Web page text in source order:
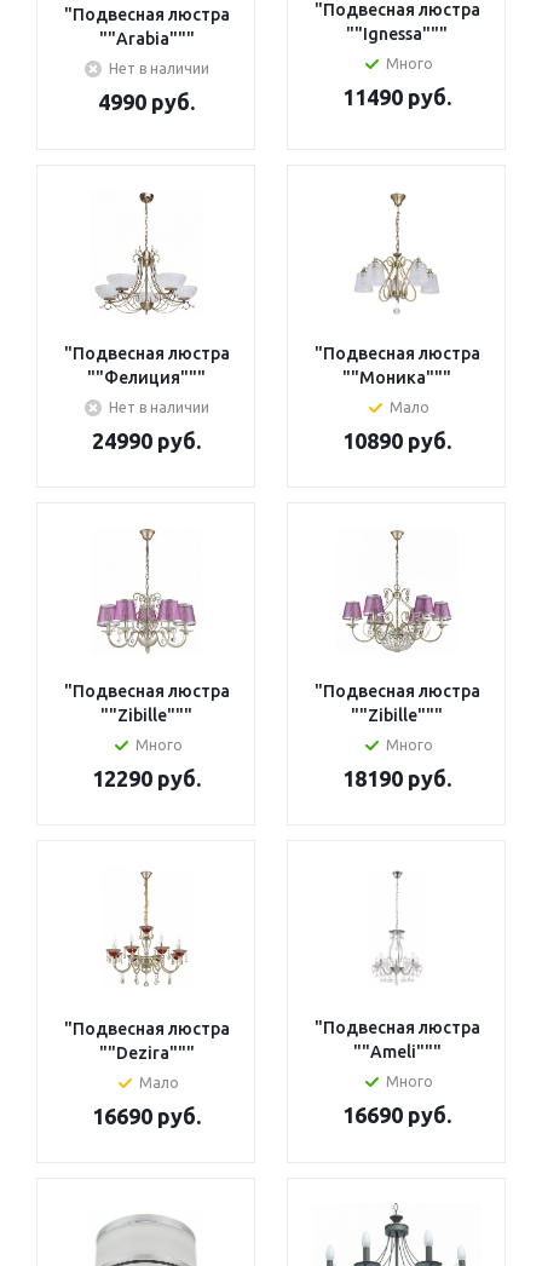
"Подвесная люстра
""Arabia"""
Нет в наличии
4990 руб.
"Подвесная люстра
""Ignessa"""
Много
11490 руб.
"Подвесная люстра
""Фелиция"""
Нет в наличии
24990 руб.
"Подвесная люстра
""Моника"""
Мало
10890 руб.
"Подвесная люстра
""Zibille"""
Много
12290 руб.
"Подвесная люстра
""Zibille"""
Много
18190 руб.
"Подвесная люстра
""Dezira"""
Мало
16690 руб.
"Подвесная люстра
""Ameli"""
Много
16690 руб.